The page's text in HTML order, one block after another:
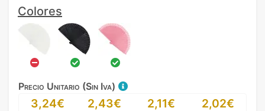
Colores
Precio Unitario (Sin Iva)
3,24€ 2,43€ 2,11€ 2,02€